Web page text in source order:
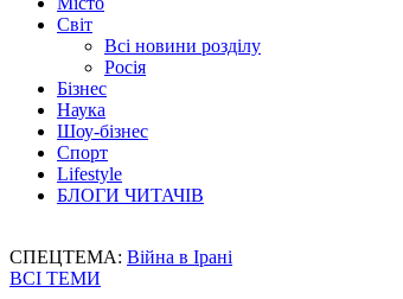
Світ
Всі новини розділу
Росія
Бізнес
Наука
Шоу-бізнес
Спорт
Lifestyle
БЛОГИ ЧИТАЧІВ
СПЕЦТЕМА: Війна в Ірані
ВСІ ТЕМИ